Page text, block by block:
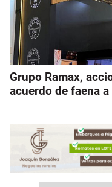
Grupo Ramax,
acuerdo de faena